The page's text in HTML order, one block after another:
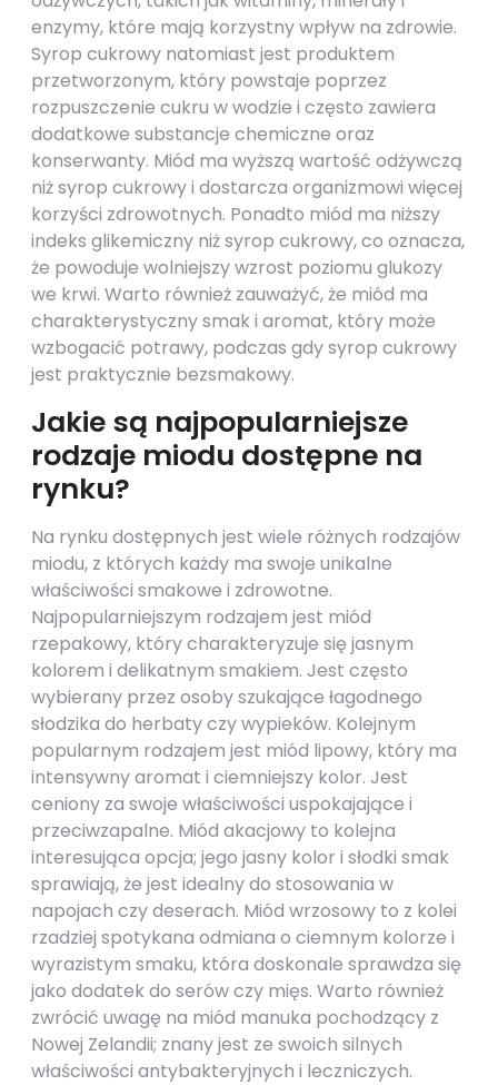
enzymy, które mają korzystny wpływ na zdrowie.
Syrop cukrowy natomiast jest produktem
przetworzonym, który powstaje poprzez
rozpuszczenie cukru w wodzie i często zawiera
dodatkowe substancje chemiczne oraz
konserwanty. Miód ma wyższą wartość odżywczą
niż syrop cukrowy i dostarcza organizmowi więcej
korzyści zdrowotnych. Ponadto miód ma niższy
indeks glikemiczny niż syrop cukrowy, co oznacza,
że powoduje wolniejszy wzrost poziomu glukozy
we krwi. Warto również zauważyć, że miód ma
charakterystyczny smak i aromat, który może
wzbogacić potrawy, podczas gdy syrop cukrowy
jest praktycznie bezsmakowy.
Jakie są najpopularniejsze
rodzaje miodu dostępne na
rynku?
Na rynku dostępnych jest wiele różnych rodzajów
miodu, z których każdy ma swoje unikalne
właściwości smakowe i zdrowotne.
Najpopularniejszym rodzajem jest miód
rzepakowy, który charakteryzuje się jasnym
kolorem i delikatnym smakiem. Jest często
wybierany przez osoby szukające łagodnego
słodzika do herbaty czy wypieków. Kolejnym
popularnym rodzajem jest miód lipowy, który ma
intensywny aromat i ciemniejszy kolor. Jest
ceniony za swoje właściwości uspokajające i
przeciwzapalne. Miód akacjowy to kolejna
interesująca opcja; jego jasny kolor i słodki smak
sprawiają, że jest idealny do stosowania w
napojach czy deserach. Miód wrzosowy to z kolei
rzadziej spotykana odmiana o ciemnym kolorze i
wyrazistym smaku, która doskonale sprawdza się
jako dodatek do serów czy mięs. Warto również
zwrócić uwagę na miód manuka pochodzący z
Nowej Zelandii; znany jest ze swoich silnych
właściwości antybakteryjnych i leczniczych.